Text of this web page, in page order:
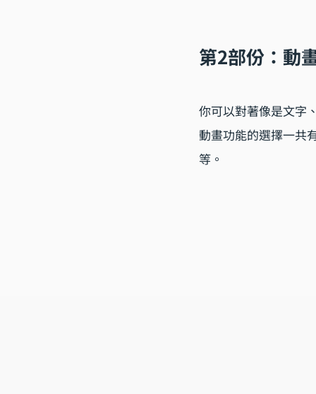
第2部份：動
你可以對著像是文字
動畫功能的選擇一共
等。